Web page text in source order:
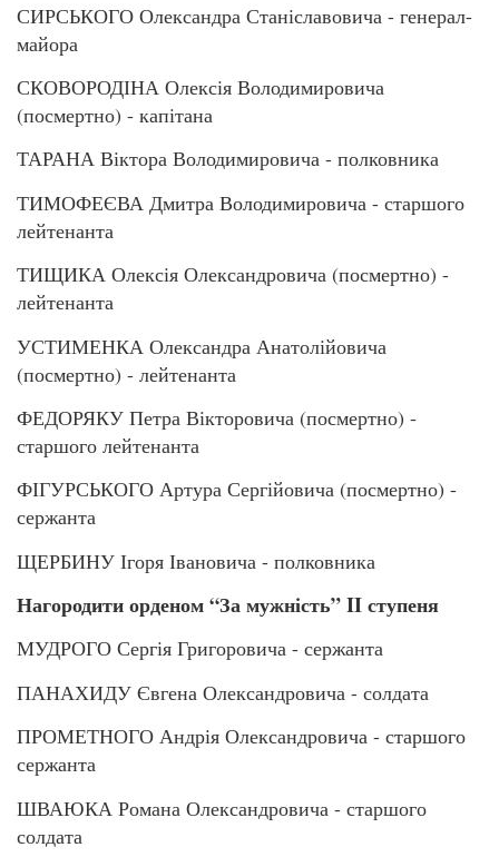
СИРСЬКОГО Олександра Станіславовича - генерал-
майора
СКОВОРОДІНА Олексія Володимировича
(посмертно) - капітана
ТАРАНА Віктора Володимировича - полковника
ТИМОФЕЄВА Дмитра Володимировича - старшого
лейтенанта
ТИЩИКА Олексія Олександровича (посмертно) -
лейтенанта
УСТИМЕНКА Олександра Анатолійовича
(посмертно) - лейтенанта
ФЕДОРЯКУ Петра Вікторовича (посмертно) -
старшого лейтенанта
ФІГУРСЬКОГО Артура Сергійовича (посмертно) -
сержанта
ЩЕРБИНУ Ігоря Івановича - полковника
Нагородити орденом “За мужність” II ступеня
МУДРОГО Сергія Григоровича - сержанта
ПАНАХИДУ Євгена Олександровича - солдата
ПРОМЕТНОГО Андрія Олександровича - старшого
сержанта
ШВАЮКА Романа Олександровича - старшого
солдата